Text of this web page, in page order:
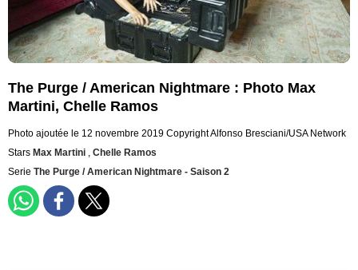
The Purge / American Nightmare : Photo Max
Martini, Chelle Ramos
Photo ajoutée le 12 novembre 2019 Copyright Alfonso Bresciani/USA Network
Stars Max Martini , Chelle Ramos
Serie The Purge / American Nightmare - Saison 2